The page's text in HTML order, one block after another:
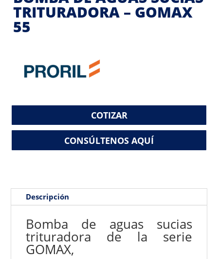
TRITURADORA – GOMAX
55
COTIZAR
CONSÚLTENOS AQUÍ
Descripción
Bomba de aguas sucias
trituradora de la serie
GOMAX,